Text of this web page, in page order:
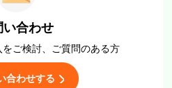
い合わせ
ご検討、 ご質問のある方
合わせする